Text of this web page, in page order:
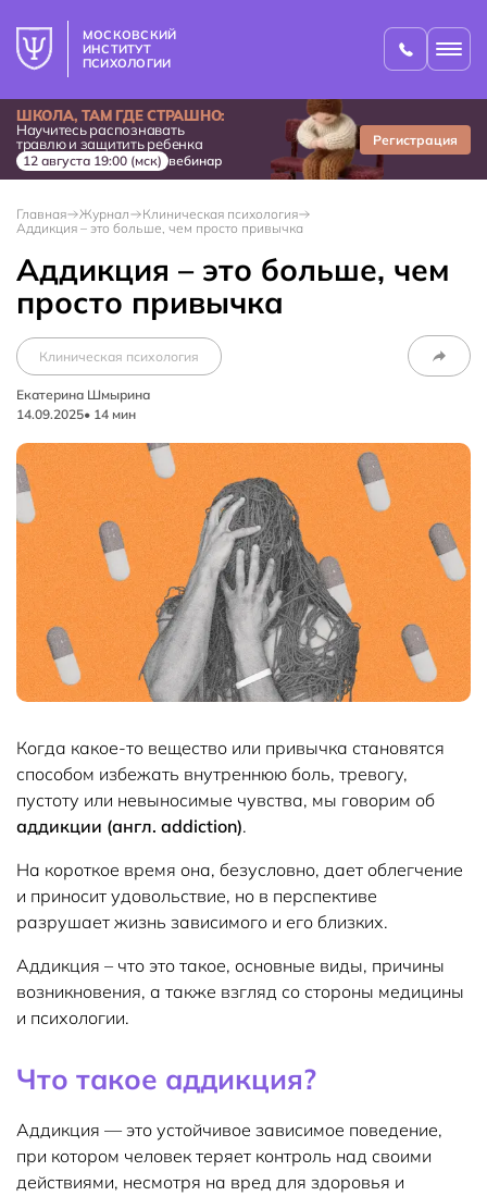
МОСКОВСКИЙ
ИНСТИТУТ
ПСИХОЛОГИИ
ШКОЛА, ТАМ ГДЕ СТРАШНО:
Научитесь распознавать
травлю и защитить ребенка
12 августа 19:00 (мск) вебинар
Регистрация
Главная Журнал
Клиническая психология
Аддикция – это больше, чем просто привычка
Аддикция – это больше, чем
просто привычка
Екатерина Шмырина
14.09.2025• 14 мин
Клиническая психология
Когда какое-то вещество или привычка становятся
способом избежать внутреннюю боль, тревогу,
пустоту или невыносимые чувства, мы говорим об
аддикции (англ. addiction).
На короткое время она, безусловно, дает облегчение
и приносит удовольствие, но в перспективе
разрушает жизнь зависимого и его близких.
Аддикция – что это такое, основные виды, причины
возникновения, а также взгляд со стороны медицины
и психологии.
Что такое аддикция?
Аддикция — это устойчивое зависимое поведение,
при котором человек теряет контроль над своими
действиями, несмотря на вред для здоровья и